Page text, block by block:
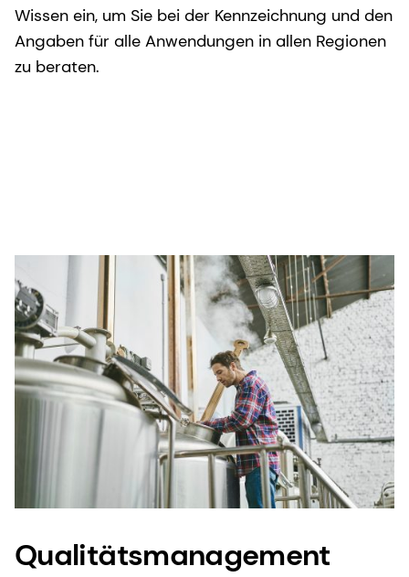
Wissen ein, um Sie bei der Kennzeichnung und den
Angaben für alle Anwendungen in allen Regionen
zu beraten.
Qualitätsmanagement